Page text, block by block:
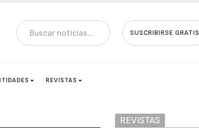
SUSCRIBIRSE GRATIS
REVISTAS
REVISTAS